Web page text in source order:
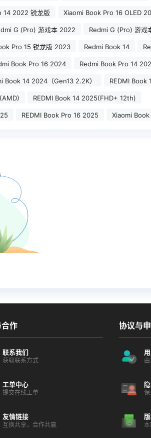
14 2022 锐龙版 Xiaomi Book Pro 16 OLED
G (Pro) 游戏本 2022 Redmi G (Pro) 游戏
Pro 15 锐龙版 2023 Redmi Book 14
Book Pro 16 2024 Redmi Book Pro 14
Book 14 2024（Gen13 2.2K） REDMI Book
REDMI Book 14 2025(FHD+ 12th)
REDMI Book Pro 16 2025 Xiaomi
作
联系我们
获取联系方式
工单中心
提交在线工单
友情链接
互换共享，合作共赢
协议与